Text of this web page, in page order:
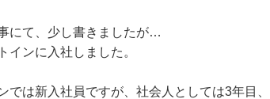
にて、少し書きましたが…
インに入社しました。
では新入社員ですが、社会人としては3年目、